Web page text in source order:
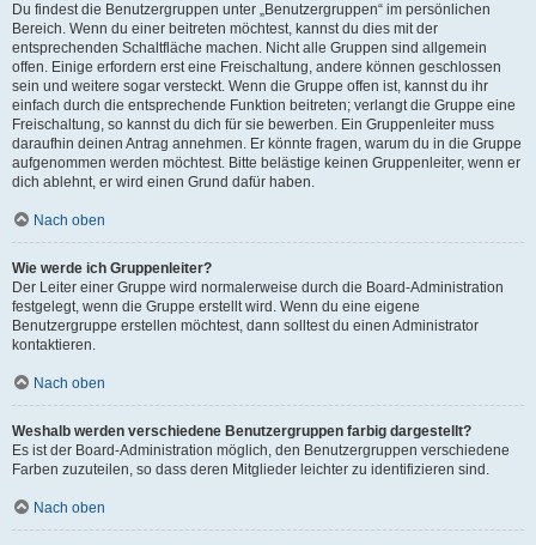
Du findest die Benutzergruppen unter „Benutzergruppen“ im persönlichen
Bereich. Wenn du einer beitreten möchtest, kannst du dies mit der
entsprechenden Schaltfläche machen. Nicht alle Gruppen sind allgemein
offen. Einige erfordern erst eine Freischaltung, andere können geschlossen
sein und weitere sogar versteckt. Wenn die Gruppe offen ist, kannst du ihr
einfach durch die entsprechende Funktion beitreten; verlangt die Gruppe eine
Freischaltung, so kannst du dich für sie bewerben. Ein Gruppenleiter muss
daraufhin deinen Antrag annehmen. Er könnte fragen, warum du in die Gruppe
aufgenommen werden möchtest. Bitte belästige keinen Gruppenleiter, wenn er
dich ablehnt, er wird einen Grund dafür haben.
Nach oben
Wie werde ich Gruppenleiter?
Der Leiter einer Gruppe wird normalerweise durch die Board-Administration
festgelegt, wenn die Gruppe erstellt wird. Wenn du eine eigene
Benutzergruppe erstellen möchtest, dann solltest du einen Administrator
kontaktieren.
Nach oben
Weshalb werden verschiedene Benutzergruppen farbig dargestellt?
Es ist der Board-Administration möglich, den Benutzergruppen verschiedene
Farben zuzuteilen, so dass deren Mitglieder leichter zu identifizieren sind.
Nach oben